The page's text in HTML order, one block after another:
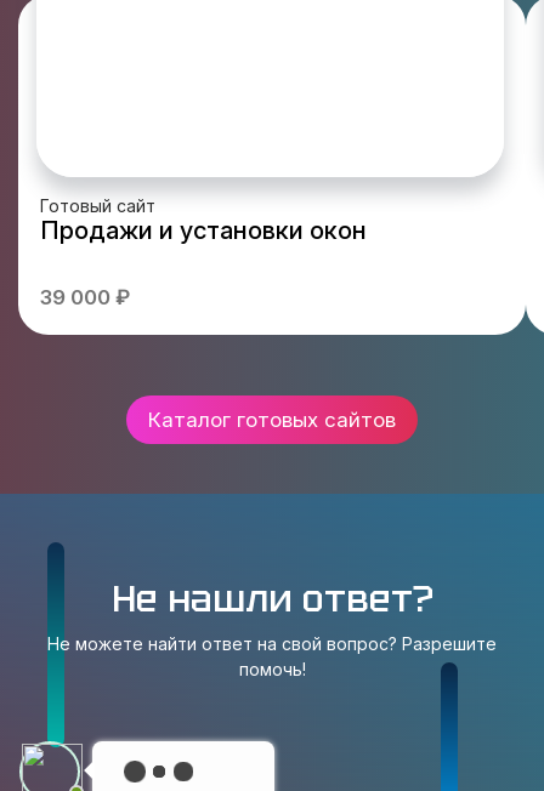
Готовый сайт
Продажи и установки окон
39 000 ₽
Каталог готовых сайтов
Не нашли ответ?
Не можете найти ответ на свой вопрос? Разрешите
помочь!